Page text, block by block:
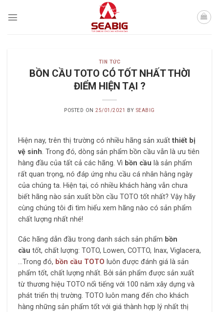
TIN TỨC
BỒN CẦU TOTO CÓ TỐT NHẤT THỜI
ĐIỂM HIỆN TẠI ?
POSTED ON25/01/2021 BY SEABIG
Hiện nay, trên thị trường có nhiều hãng sản xuất thiết bị
vệ sinh. Trong đó, dòng sản phẩm bồn cầu vẫn là ưu tiên
hàng đầu của tất cả các hãng. Vì bồn cầu là sản phẩm
rất quan trọng, nó đáp ứng nhu cầu cá nhân hằng ngày
của chúng ta. Hiện tại, có nhiều khách hàng vẫn chưa
biết hãng nào sản xuất bồn cầu TOTO tốt nhất? Vậy hãy
cùng chúng tôi đi tìm hiểu xem hãng nào có sản phẩm
chất lượng nhất nhé!
Các hãng dẫn đầu trong danh sách sản phẩm bồn
cầu tốt, chất lượng: TOTO, Lowen, COTTO, Inax, Viglacera,
…Trong đó, bồn cầu TOTO luôn được đánh giá là sản
phẩm tốt, chất lượng nhất. Bởi sản phẩm được sản xuất
từ thương hiệu TOTO nổi tiếng với 100 năm xây dựng và
phát triển thị trường. TOTO luôn mang đến cho khách
hàng những sản phẩm tốt với giá thành hợp lý nhất thị